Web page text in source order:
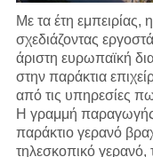
Με τα έτη εμπειρίας,
σχεδιάζοντας
άριστη ευρωπαϊκή
στην παράκτια
από τις υπηρεσίες
Η γραμμή
παράκτιο γερανό
τηλεσκοπικό